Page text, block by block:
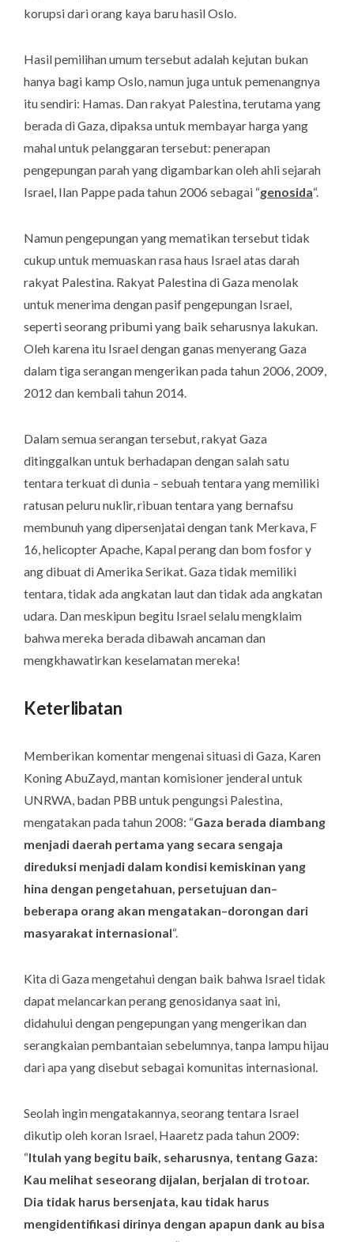
korupsi dari orang kaya baru hasil Oslo.
Hasil pemilihan umum tersebut adalah kejutan bukan
hanya bagi kamp Oslo, namun juga untuk pemenangnya
itu sendiri: Hamas. Dan rakyat Palestina, terutama yang
berada di Gaza, dipaksa untuk membayar harga yang
mahal untuk pelanggaran tersebut: penerapan
pengepungan parah yang digambarkan oleh ahli sejarah
Israel, Ilan Pappe pada tahun 2006 sebagai “genosida“.
Namun pengepungan yang mematikan tersebut tidak
cukup untuk memuaskan rasa haus Israel atas darah
rakyat Palestina. Rakyat Palestina di Gaza menolak
untuk menerima dengan pasif pengepungan Israel,
seperti seorang pribumi yang baik seharusnya lakukan.
Oleh karena itu Israel dengan ganas menyerang Gaza
dalam tiga serangan mengerikan pada tahun 2006, 2009,
2012 dan kembali tahun 2014.
Dalam semua serangan tersebut, rakyat Gaza
ditinggalkan untuk berhadapan dengan salah satu
tentara terkuat di dunia – sebuah tentara yang memiliki
ratusan peluru nuklir, ribuan tentara yang bernafsu
membunuh yang dipersenjatai dengan tank Merkava, F
16, helicopter Apache, Kapal perang dan bom fosfor y
ang dibuat di Amerika Serikat. Gaza tidak memiliki
tentara, tidak ada angkatan laut dan tidak ada angkatan
udara. Dan meskipun begitu Israel selalu mengklaim
bahwa mereka berada dibawah ancaman dan
mengkhawatirkan keselamatan mereka!
Keterlibatan
Memberikan komentar mengenai situasi di Gaza, Karen
Koning AbuZayd, mantan komisioner jenderal untuk
UNRWA, badan PBB untuk pengungsi Palestina,
mengatakan pada tahun 2008: “Gaza berada diambang
menjadi daerah pertama yang secara sengaja
direduksi menjadi dalam kondisi kemiskinan yang
hina dengan pengetahuan, persetujuan dan–
beberapa orang akan mengatakan–dorongan dari
masyarakat internasional“.
Kita di Gaza mengetahui dengan baik bahwa Israel tidak
dapat melancarkan perang genosidanya saat ini,
didahului dengan pengepungan yang mengerikan dan
serangkaian pembantaian sebelumnya, tanpa lampu hijau
dari apa yang disebut sebagai komunitas internasional.
Seolah ingin mengatakannya, seorang tentara Israel
dikutip oleh koran Israel, Haaretz pada tahun 2009:
“Itulah yang begitu baik, seharusnya, tentang Gaza:
Kau melihat seseorang dijalan, berjalan di trotoar.
Dia tidak harus bersenjata, kau tidak harus
mengidentifikasi dirinya dengan apapun dank au bisa